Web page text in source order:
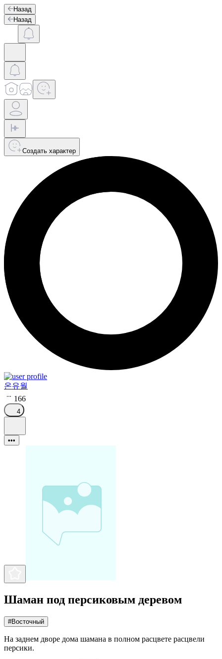
Назад
Назад
Создать характер
온유월
166
4
•••
Шаман под персиковым деревом
#Восточный
На заднем дворе дома шамана в полном расцвете расцвели
персики.